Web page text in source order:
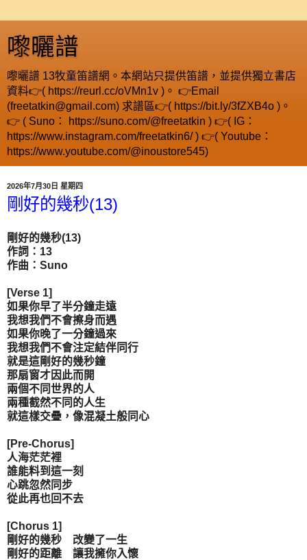
嚟曬譜
嚟曬譜 13牧童笛譜網。本網站只提供笛譜，並提供獨立書店
資料👉( https://reurl.cc/oVMn1v )。 👉Email
(freetatkin@gmail.com) 求譜區👉( https://bit.ly/3fZXB4o )。
👉 ( Suno： https://suno.com/@freetatkin ) 👉( IG：
https://www.instagram.com/freetatkin6/ ) 👉( Youtube：
https://www.youtube.com/@inoustore545)
2026年7月30日 星期四
剛好的幾秒(13)
剛好的幾秒(13)
作詞：13
作曲：Suno
[Verse 1]
如果你早了半分鐘走遠
我想我們不會擦身而遇
如果你晚了一分鐘過來
我想我們不會注定結伴同行
就是這剛好的幾秒鐘
那扇窗才因此而開
兩個不同世界的人
兩種截然不同的人生
就這樣交疊，像混凝土般同心
[Pre-Chorus]
人海茫茫裡
誰能料到這一刻
心跳忽然同步
從此再也回不去
[Chorus 1]
剛好的幾秒 改變了一生
剛好的距離 讓我擁你入懷